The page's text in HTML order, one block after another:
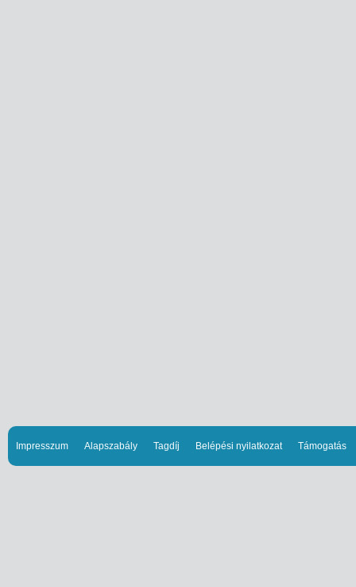
Impresszum Alapszabály Tagdíj Belépési nyilatkozat Támogatás